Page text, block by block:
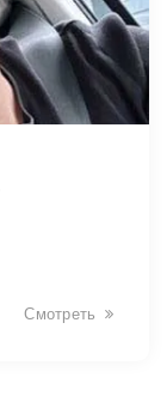
Смотреть